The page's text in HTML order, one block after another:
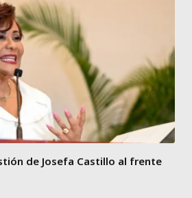
de Josefa Castillo al frente